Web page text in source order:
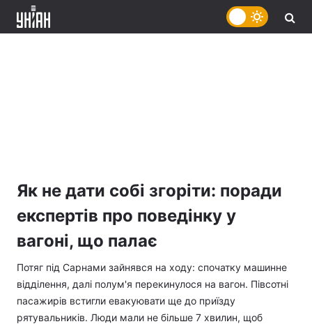
Як не дати собі згоріти: поради
експертів про поведінку у
вагоні, що палає
Потяг під Сарнами зайнявся на ходу: спочатку машинне
відділення, далі полум'я перекинулося на вагон. Півсотні
пасажирів встигли евакуювати ще до приїзду
рятувальників. Люди мали не більше 7 хвилин, щоб